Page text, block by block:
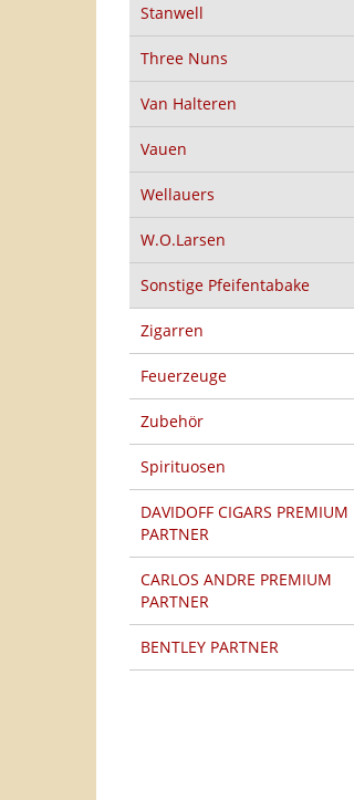
Stanwell
Three Nuns
Van Halteren
Vauen
Wellauers
W.O.Larsen
Sonstige Pfeifentabake
Zigarren
Feuerzeuge
Zubehör
Spirituosen
DAVIDOFF CIGARS PREMIUM
PARTNER
CARLOS ANDRE PREMIUM
PARTNER
BENTLEY PARTNER